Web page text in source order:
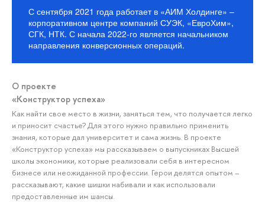
С сентября 2021 года работает в «АИМ Холдинге» –
корпоративном центре компаний СУЭК, «ЕвроХим»,
СГК, НТК. С начала 2022-го является начальником
направления конверсионных операций.
О проекте
«Конструктор успеха»
Как найти свое место в жизни, заняться тем, что получается легко
и приносит счастье? Для этого нужно правильно применить
знания, которые дал университет и сама жизнь. В проекте
«Конструктор успеха» мы рассказываем о выпускниках Высшей
школы экономики, которые реализовали себя в интересном
бизнесе или неожиданной профессии. Герои делятся опытом –
рассказывают, какие шишки набивали и как использовали
предоставленные им шансы.